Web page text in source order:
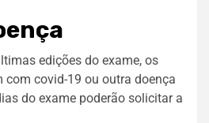
edições do exame, os
com covid-19 ou outra doença
do exame poderão solicitar a